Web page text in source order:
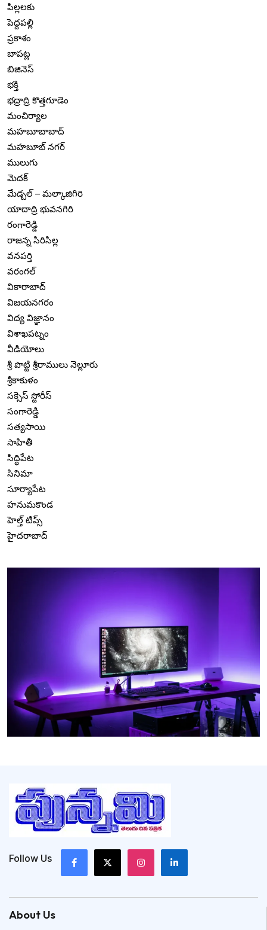
పిల్లలకు
పెద్దపల్లి
ప్రకాశం
బాపట్ల
బిజినెస్
భక్తి
భద్రాద్రి కొత్తగూడెం
మంచిర్యాల
మహబూబాబాద్
మహబూబ్ నగర్
ములుగు
మెదక్
మేడ్చల్ – మల్కాజిగిరి
యాదాద్రి భువనగిరి
రంగారెడ్డి
రాజన్న సిరిసిల్ల
వనపర్తి
వరంగల్
వికారాబాద్
విజయనగరం
విద్య విజ్ఞానం
విశాఖపట్నం
వీడియోలు
శ్రీ పొట్టి శ్రీరాములు నెల్లూరు
శ్రీకాకుళం
సక్సెస్ స్టోరీస్
సంగారెడ్డి
సత్యసాయి
సాహితీ
సిద్ధిపేట
సినిమా
సూర్యాపేట
హనుమకొండ
హెల్త్ టిప్స్
హైదరాబాద్
Follow Us
About Us